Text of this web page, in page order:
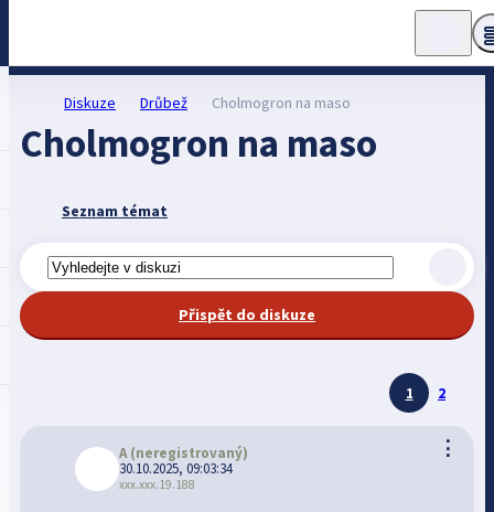
Diskuze Drůbež Cholmogron na maso
Cholmogron na maso
Seznam témat
Přispět do diskuze
1 2
⋮
A(neregistrovaný)
30.10.2025, 09:03:34
xxx.xxx.19.188